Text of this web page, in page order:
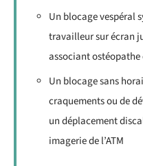
Un blocage vespéral
travailleur sur écran
associant
Un blocage sans
craquements ou de
un déplacement
imagerie de l’ATM